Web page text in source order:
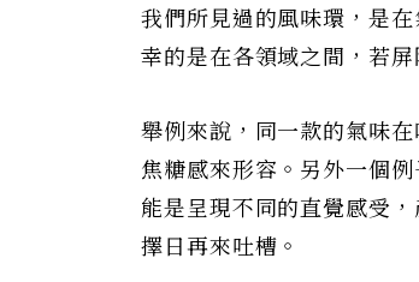
我們所見過的風味環，是
幸的是在各領域之間，若
舉例來說，同一款的氣味
焦糖感來形容。另外一個
能是呈現不同的直覺感受
擇日再來吐槽。